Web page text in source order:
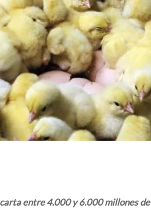
entre 4.000 y 6.000 millones de